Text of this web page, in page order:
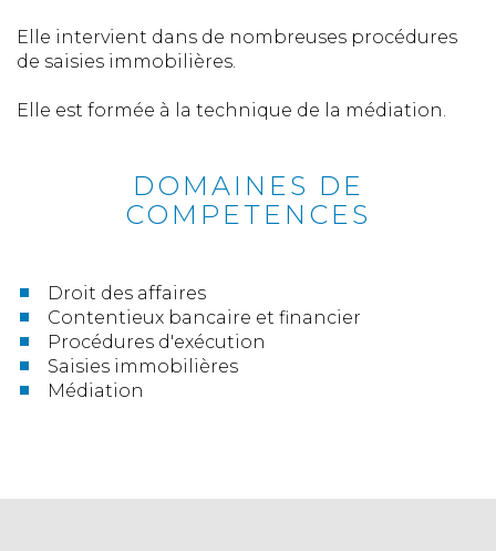
Elle intervient dans de nombreuses procédures
de saisies immobilières.
Elle est formée à la technique de la médiation.
DOMAINES DE
COMPETENCES
Droit des affaires
Contentieux bancaire et financier
Procédures d'exécution
Saisies immobilières
Médiation